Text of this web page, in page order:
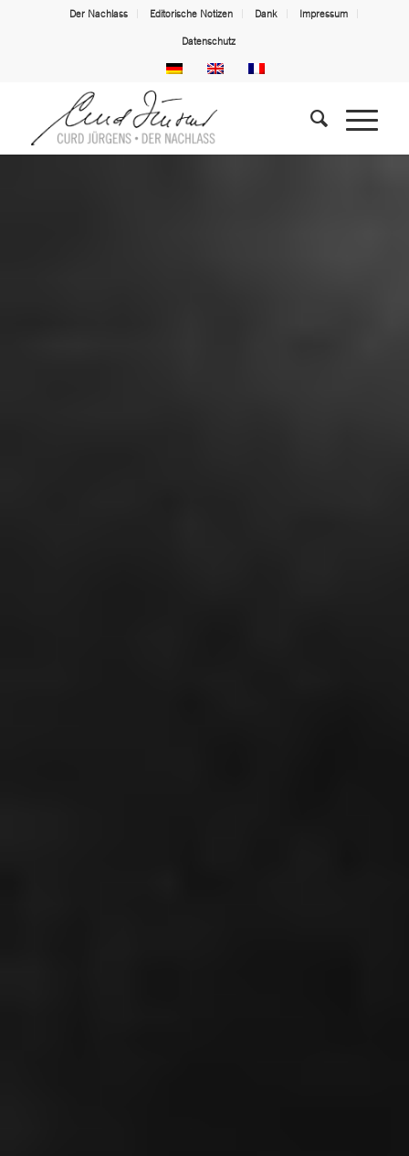
Der Nachlass Editorische Notizen Dank Impressum
Datenschutz